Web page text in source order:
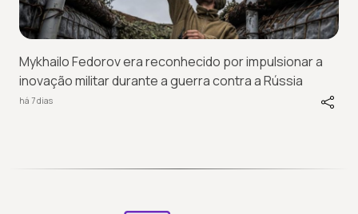
Mykhailo Fedorov era reconhecido por impulsionar a
inovação militar durante a guerra contra a Rússia
há 7 dias